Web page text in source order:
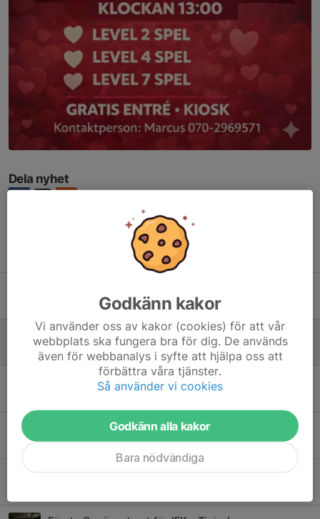
Dela nyhet
1 jun, 15:53 0
Dags för Alla hjärtans - cupen 14/2
5 feb, 19:29
ÅRSMÖTE IFK OSKARSHAMN 4/12 kl 19:00
30 sep 2025 0
Godkänn kakor
Vi använder oss av kakor (cookies) för att vår
webbplats ska fungera bra för dig. De används
även för webbanalys i syfte att hjälpa oss att
förbättra våra tjänster.
Så använder vi cookies
Godkänn alla kakor
Bara nödvändiga